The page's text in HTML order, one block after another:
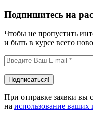
Подпишитесь на
Чтобы не пропустить
и быть в курсе всего
При отправке заявки вы
на использование